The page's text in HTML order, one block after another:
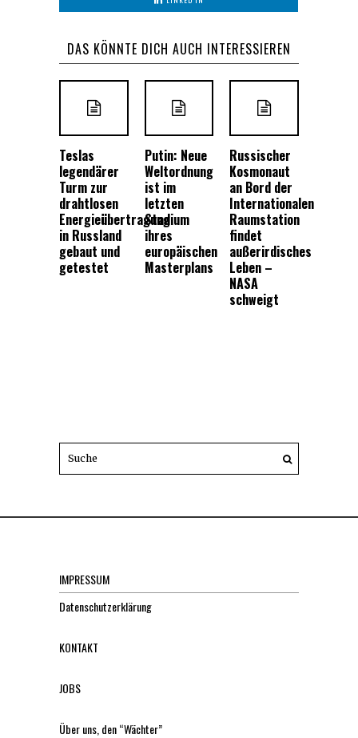
DAS KÖNNTE DICH AUCH INTERESSIEREN
Teslas
legendärer
Turm zur
drahtlosen
Energieübertragung
in Russland
gebaut und
getestet
Putin: Neue
Weltordnung
ist im
letzten
Stadium
ihres
europäischen
Masterplans
Russischer
Kosmonaut
an Bord der
Internationalen
Raumstation
findet
außerirdisches
Leben –
NASA
schweigt
IMPRESSUM
Datenschutzerklärung
KONTAKT
JOBS
Über uns, den “Wächter”